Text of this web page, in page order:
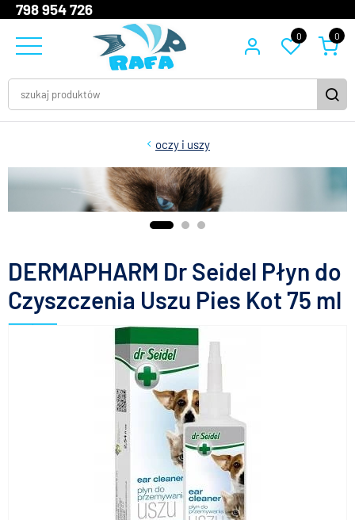
798 954 726
0 0
oczy i uszy
DERMAPHARM Dr Seidel Płyn do
Czyszczenia Uszu Pies Kot 75 ml